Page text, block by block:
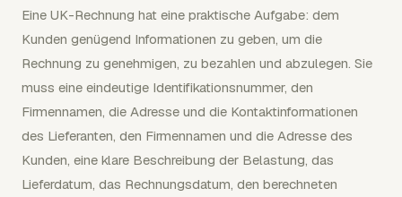
Eine UK-Rechnung hat eine praktische Aufgabe: dem
Kunden genügend Informationen zu geben, um die
Rechnung zu genehmigen, zu bezahlen und abzulegen. Sie
muss eine eindeutige Identifikationsnummer, den
Firmennamen, die Adresse und die Kontaktinformationen
des Lieferanten, den Firmennamen und die Adresse des
Kunden, eine klare Beschreibung der Belastung, das
Lieferdatum, das Rechnungsdatum, den berechneten